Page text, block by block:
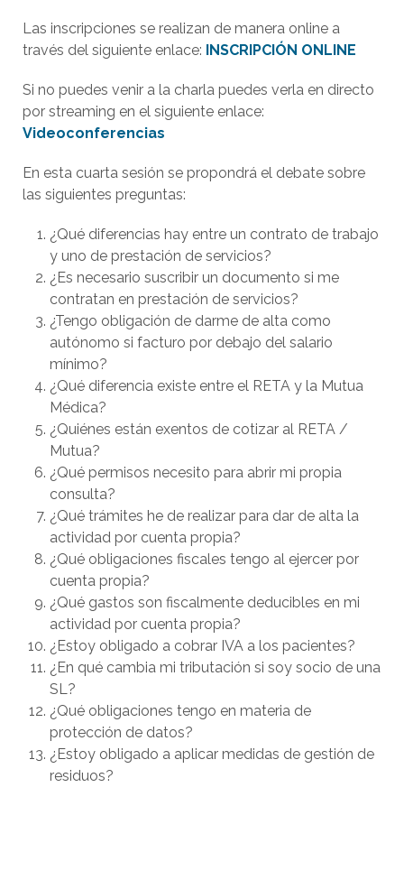
Las inscripciones se realizan de manera online a
través del siguiente enlace: INSCRIPCIÓN ONLINE
Si no puedes venir a la charla puedes verla en directo
por streaming en el siguiente enlace:
Videoconferencias
En esta cuarta sesión se propondrá el debate sobre
las siguientes preguntas:
¿Qué diferencias hay entre un contrato de trabajo
y uno de prestación de servicios?
¿Es necesario suscribir un documento si me
contratan en prestación de servicios?
¿Tengo obligación de darme de alta como
autónomo si facturo por debajo del salario
mínimo?
¿Qué diferencia existe entre el RETA y la Mutua
Médica?
¿Quiénes están exentos de cotizar al RETA /
Mutua?
¿Qué permisos necesito para abrir mi propia
consulta?
¿Qué trámites he de realizar para dar de alta la
actividad por cuenta propia?
¿Qué obligaciones fiscales tengo al ejercer por
cuenta propia?
¿Qué gastos son fiscalmente deducibles en mi
actividad por cuenta propia?
¿Estoy obligado a cobrar IVA a los pacientes?
¿En qué cambia mi tributación si soy socio de una
SL?
¿Qué obligaciones tengo en materia de
protección de datos?
¿Estoy obligado a aplicar medidas de gestión de
residuos?